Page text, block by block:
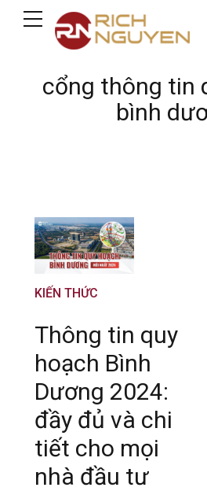
cổng thông tin
bình
KIẾN THỨC
Thông tin quy
hoạch Bình
Dương 2024:
đầy đủ và chi
tiết cho mọi
nhà đầu tư